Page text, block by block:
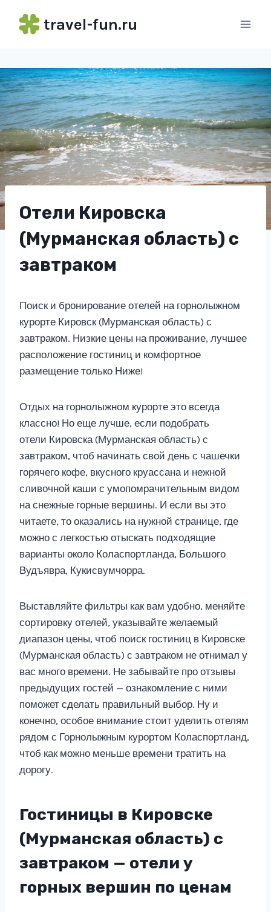
travel-fun.ru
Отели Кировска
(Мурманская область) с
завтраком
Поиск и бронирование отелей на горнолыжном
курорте Кировск (Мурманская область) с
завтраком. Низкие цены на проживание, лучшее
расположение гостиниц и комфортное
размещение только Ниже!
Отдых на горнолыжном курорте это всегда
классно! Но еще лучше, если подобрать
отели Кировска (Мурманская область) с
завтраком, чтоб начинать свой день с чашечки
горячего кофе, вкусного круассана и нежной
сливочной каши с умопомрачительным видом
на снежные горные вершины. И если вы это
читаете, то оказались на нужной странице, где
можно с легкостью отыскать подходящие
варианты около Коласпортланда, Большого
Вудъявра, Кукисвумчорра.
Выставляйте фильтры как вам удобно, меняйте
сортировку отелей, указывайте желаемый
диапазон цены, чтоб поиск гостиниц в Кировске
(Мурманская область) с завтраком не отнимал у
вас много времени. Не забывайте про отзывы
предыдущих гостей — ознакомление с ними
поможет сделать правильный выбор. Ну и
конечно, особое внимание стоит уделить отелям
рядом с Горнолыжным курортом Коласпортланд,
чтоб как можно меньше времени тратить на
дорогу.
Гостиницы в Кировске
(Мурманская область) с
завтраком — отели у
горных вершин по ценам